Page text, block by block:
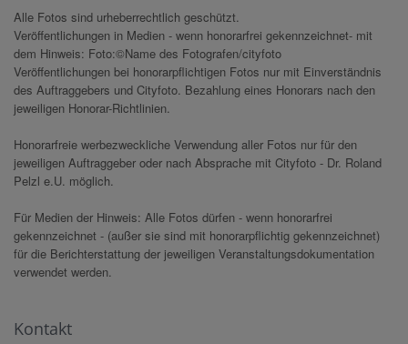
Alle Fotos sind urheberrechtlich geschützt.
Veröffentlichungen in Medien - wenn honorarfrei gekennzeichnet- mit
dem Hinweis: Foto:©Name des Fotografen/cityfoto
Veröffentlichungen bei honorarpflichtigen Fotos nur mit Einverständnis
des Auftraggebers und Cityfoto. Bezahlung eines Honorars nach den
jeweiligen Honorar-Richtlinien.
Honorarfreie werbezweckliche Verwendung aller Fotos nur für den
jeweiligen Auftraggeber oder nach Absprache mit Cityfoto - Dr. Roland
Pelzl e.U. möglich.
Für Medien der Hinweis: Alle Fotos dürfen - wenn honorarfrei
gekennzeichnet - (außer sie sind mit honorarpflichtig gekennzeichnet)
für die Berichterstattung der jeweiligen Veranstaltungsdokumentation
verwendet werden.
Kontakt